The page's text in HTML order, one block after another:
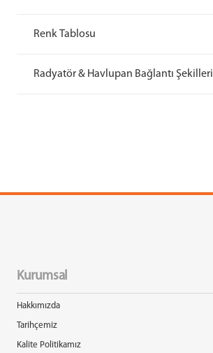
Renk Tablosu
Radyatör & Havlupan Bağlantı Şekilleri
Kurumsal
Hakkımızda
Tarihçemiz
Kalite Politikamız